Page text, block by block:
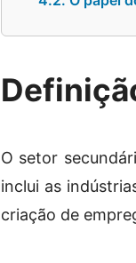
O setor
inclui as
criação de